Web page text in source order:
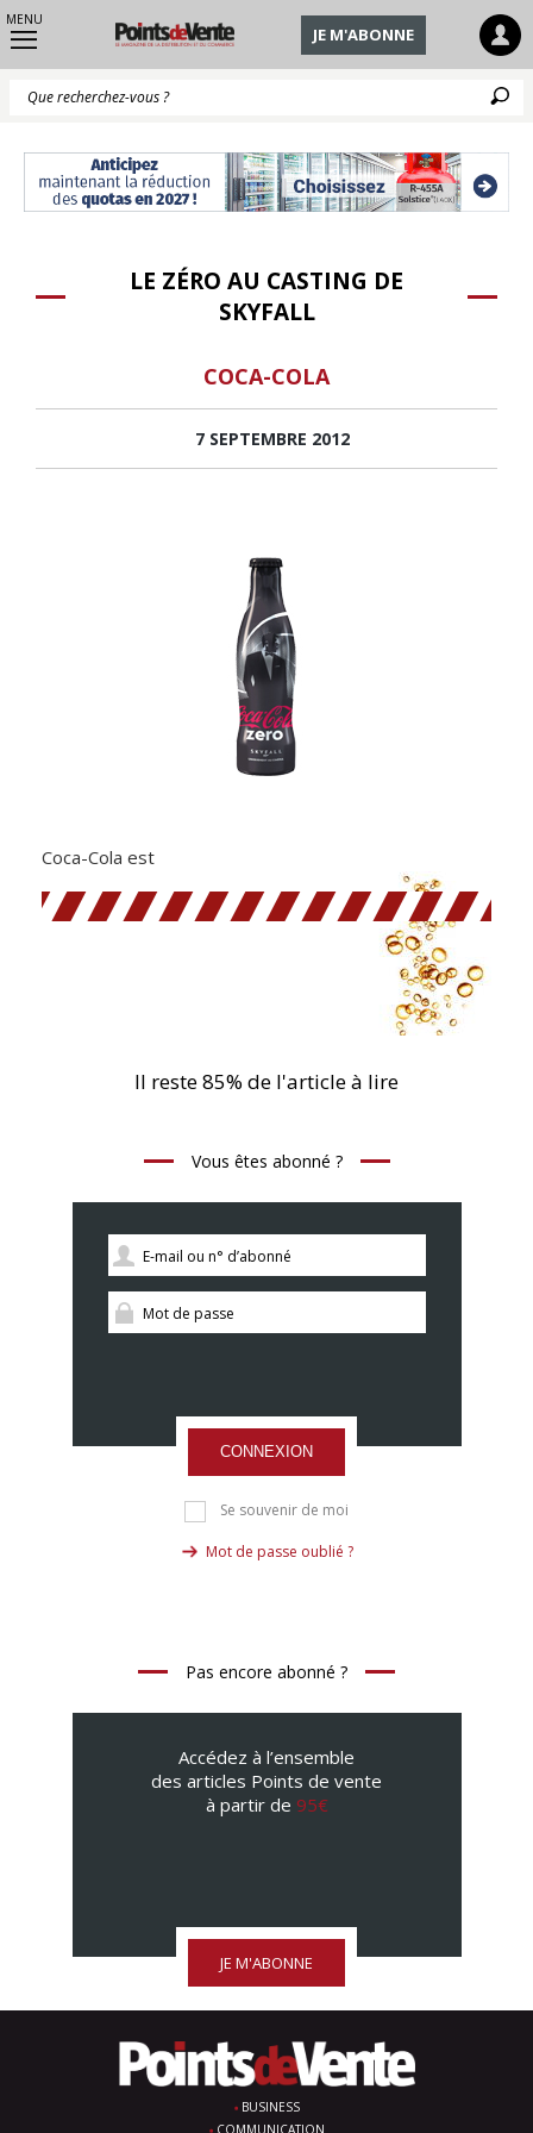
MENU
JE M'ABONNE
LE ZÉRO AU CASTING DE
SKYFALL
COCA-COLA
7 SEPTEMBRE 2012
Coca-Cola est
Il reste 85% de l'article à lire
Vous êtes abonné ?
CONNEXION
Se souvenir de moi
Mot de passe oublié ?
Pas encore abonné ?
Accédez à l’ensemble
des articles Points de vente
à partir de 95€
JE M'ABONNE
BUSINESS
COMMUNICATION